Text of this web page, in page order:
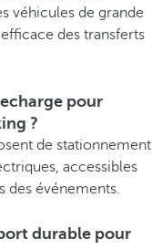
véhicules de grande
des transferts
pour
?
de stationnement
accessibles
des événements.
durable pour